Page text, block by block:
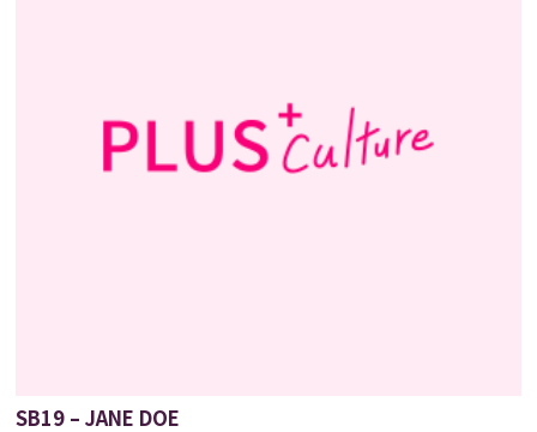
SB19 – JANE DOE